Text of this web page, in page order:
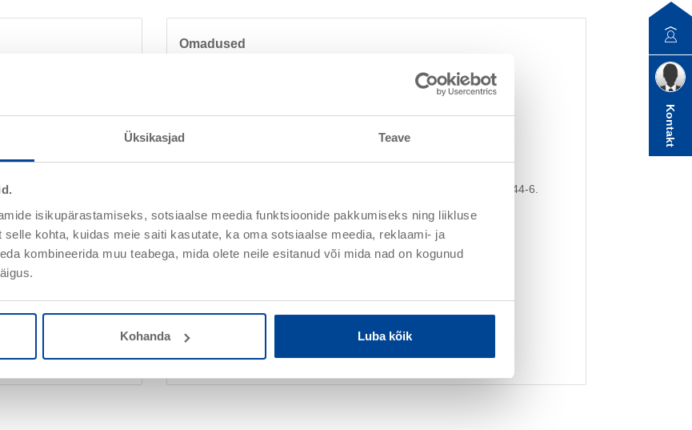
Üksikasjad Teave
isikupärastamiseks, sotsiaalse meedia funktsioonide pakkumiseks ning liikluse
kohta, kuidas meie saiti kasutate, ka oma sotsiaalse meedia, reklaami- ja
kombineerida muu teabega, mida olete neile esitanud või mida nad on kogunud
Kohanda Luba kõik
, pulbervärvid ja
Omadused
Testitud korrosioonikaitse vastavalt standardile DIN EN ISO 12944-6.
Väga hea ilmastikukindlus ja vähene kriidistumine
Hea servade katvus
Ilmastiku- ja niiskuskindel
Väga madal määrdumine
Väga hea nakkuvus aluspinnaga
Plokikindel (vastavalt EN-927-10)
Vähendab nikotiiniga värvumist
Kontakt